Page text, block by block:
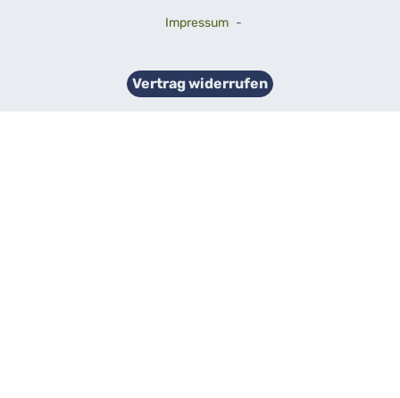
Impressum -
Vertrag widerrufen